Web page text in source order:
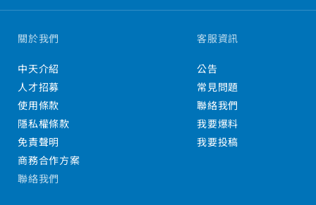
關於我們
中天介紹
人才招募
使用條款
隱私權條款
免責聲明
商務合作方案
客服資訊
公告
常見問題
聯絡我們
我要爆料
我要投稿
聯絡我們